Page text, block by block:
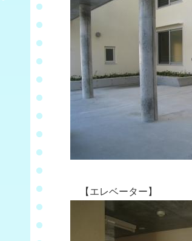
【エレベーター】